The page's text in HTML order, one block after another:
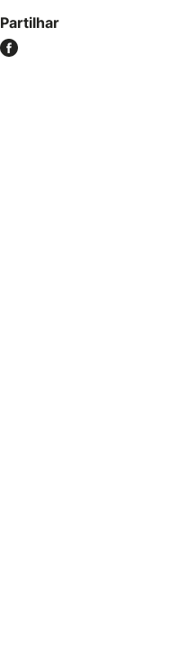
Partilhar